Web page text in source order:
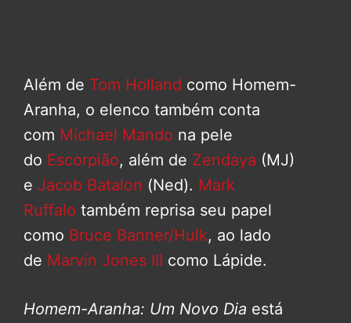
Além de Tom Holland como Homem-
Aranha, o elenco também conta
com Michael Mando na pele
do Escorpião, além de Zendaya (MJ)
e Jacob Batalon (Ned). Mark
Ruffalo também reprisa seu papel
como Bruce Banner/Hulk, ao lado
de Marvin Jones III como Lápide.
Homem-Aranha: Um Novo Dia está